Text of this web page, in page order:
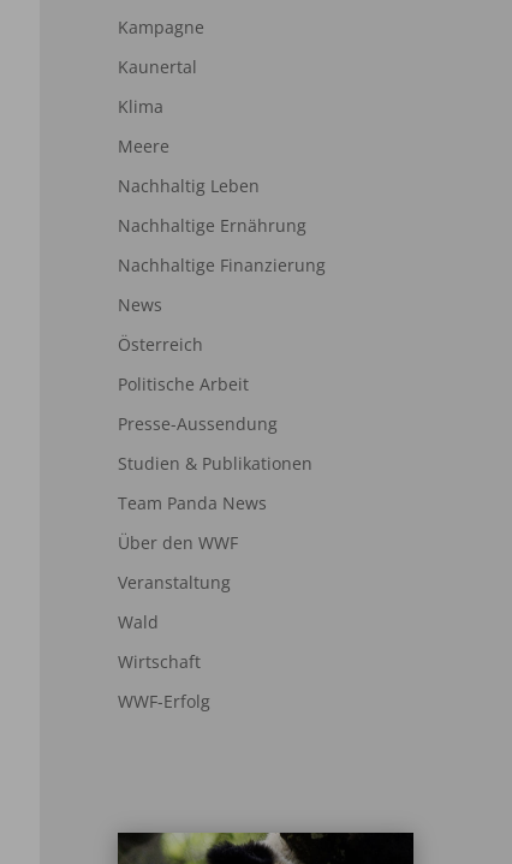
Kampagne
Kaunertal
Klima
Meere
Nachhaltig Leben
Nachhaltige Ernährung
Nachhaltige Finanzierung
News
Österreich
Politische Arbeit
Presse-Aussendung
Studien & Publikationen
Team Panda News
Über den WWF
Veranstaltung
Wald
Wirtschaft
WWF-Erfolg